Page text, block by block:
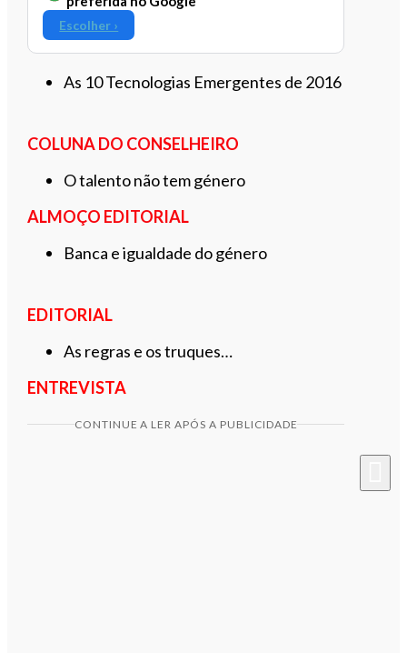
Escolher ›
As 10 Tecnologias Emergentes de 2016
COLUNA DO CONSELHEIRO
O talento não tem género
ALMOÇO EDITORIAL
Banca e igualdade do género
EDITORIAL
As regras e os truques…
ENTREVISTA
CONTINUE A LER APÓS A PUBLICIDADE